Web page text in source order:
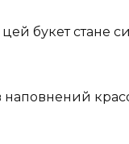
букет стане